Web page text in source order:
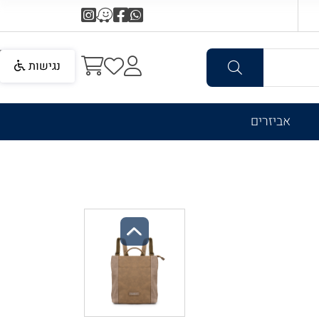
אביזרים
Previous
נגישות